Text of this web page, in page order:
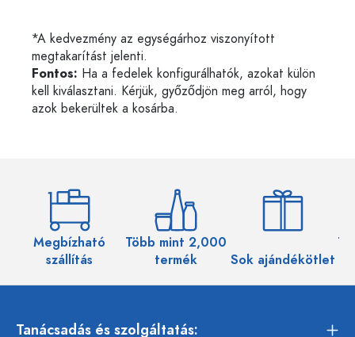
*A kedvezmény az egységárhoz viszonyított
megtakarítást jelenti.
Fontos: Ha a fedelek konfigurálhatók, azokat külön
kell kiválasztani. Kérjük, győződjön meg arról, hogy
azok bekerültek a kosárba.
Megbízható
szállítás
Több mint 2,000
termék
Sok ajándékötlet
Tanácsadás és szolgáltatás: